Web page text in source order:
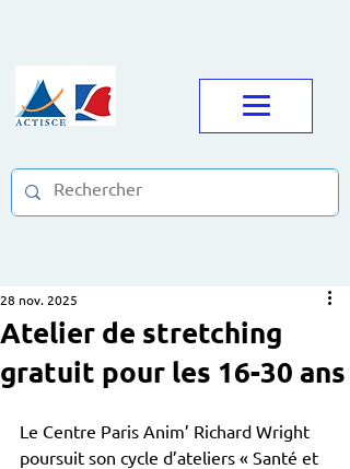
Atelier de stretching
gratuit pour les 16-30 ans
28 nov. 2025
Le Centre Paris Anim’ Richard Wright
poursuit son cycle d’ateliers « Santé et